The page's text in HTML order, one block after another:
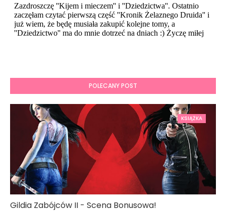
POLECANY POST
KSIĄŻKA
Gildia Zabójców II - Scena Bonusowa!